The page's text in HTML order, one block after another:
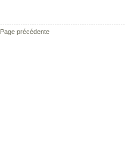
Page précédente